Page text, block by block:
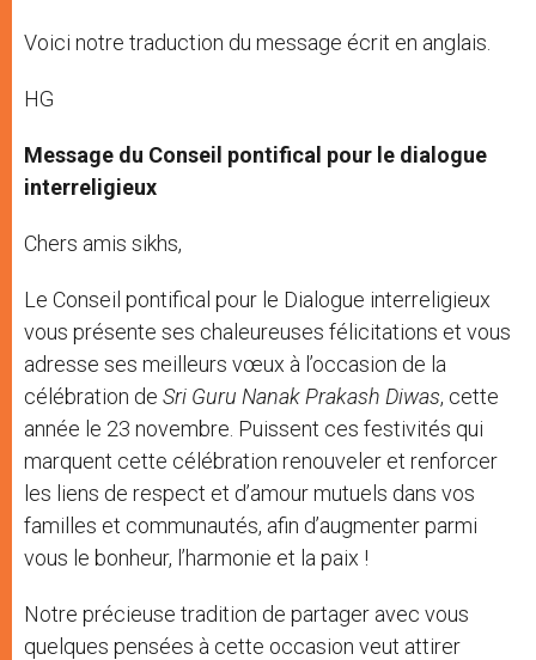
Voici notre traduction du message écrit en anglais.
HG
Message du Conseil pontifical pour le dialogue
interreligieux
Chers amis sikhs,
Le Conseil pontifical pour le Dialogue interreligieux
vous présente ses chaleureuses félicitations et vous
adresse ses meilleurs vœux à l’occasion de la
célébration de Sri Guru Nanak Prakash Diwas, cette
année le 23 novembre. Puissent ces festivités qui
marquent cette célébration renouveler et renforcer
les liens de respect et d’amour mutuels dans vos
familles et communautés, afin d’augmenter parmi
vous le bonheur, l’harmonie et la paix !
Notre précieuse tradition de partager avec vous
quelques pensées à cette occasion veut attirer